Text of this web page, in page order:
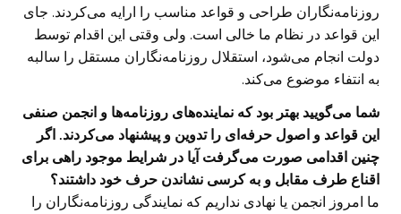
روزنامه‌نگاران طراحی و قواعد مناسب را ارایه می‌کردند. جای
این قواعد در نظام ما خالی است. ولی وقتی این اقدام توسط
دولت انجام می‌شود، استقلال روزنامه‌نگاران مستقل را سالبه
به انتفاء موضوع می‌کند.
شما می‌گویید بهتر بود که نماینده‌های روزنامه‌ها و انجمن صنفی
این قواعد و اصول حرفه‌ای را تدوین و پیشنهاد می‌کردند. اگر
چنین اقدامی صورت می‌گرفت آیا در شرایط موجود راهی برای
اقناع طرف مقابل و به کرسی نشاندن حرف خود داشتند؟
ما امروز انجمن یا نهادی نداریم که نمایندگی روزنامه‌نگاران را